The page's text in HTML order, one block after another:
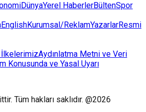
DünyaYerel HaberlerBültenSpor
Kurumsal/ReklamYazarlarResmi
İlkelerimizAydınlatma Metni ve Veri
Konusunda ve Yasal Uyarı
Tüm hakları saklıdır. @2026